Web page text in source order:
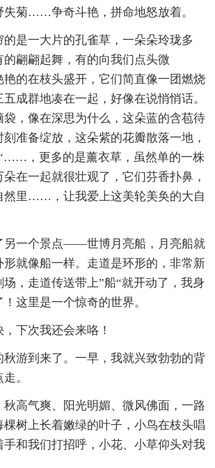
失菊……争奇斗艳，拼命地怒放着。
的是一大片的孔雀草，一朵朵玲珑多
翩翩起舞，有的向我们点头微
的在枝头盛开，它们简直像一团燃烧
成群地凑在一起，好像在说悄悄话。
，像在深思为什么，这朵蓝的含苞待
准备绽放，这朵紫的花瓣散落一地，
，更多的是薰衣草，虽然单的一株
在一起就很壮观了，它们芬香扑鼻，
然里……，让我爱上这美轮美奂的大自
另一个景点——世博月亮船，月亮船就
形就像船一样。走道是环形的，非常新
，走道传送带上”船“就开动了，我身
这里是一个惊奇的世界。
下次我还会来咯！
秋游到来了。一早，我就兴致勃勃的背
。
秋高气爽、阳光明媚、微风佛面，一路
棵树上长着嫩绿的叶子，小鸟在枝头唱
和我们打招呼，小花、小草仰头对我